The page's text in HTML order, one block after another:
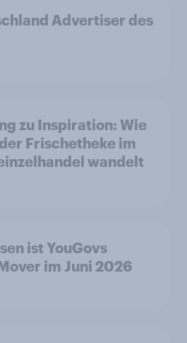
Advertiser des
zu Inspiration: Wie
Frischetheke im
wandelt
ist YouGovs
im Juni 2026